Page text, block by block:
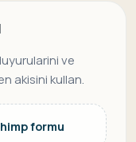
ve
akisini kullan.
formu